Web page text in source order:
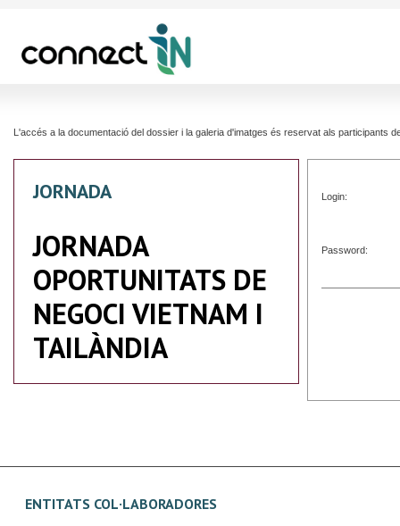
L'accés a la documentació del dossier i la galeria d'imatges és reservat als participants
JORNADA
JORNADA
OPORTUNITATS DE
NEGOCI VIETNAM I
TAILÀNDIA
Login:
Password:
ENTITATS COL·LABORADORES